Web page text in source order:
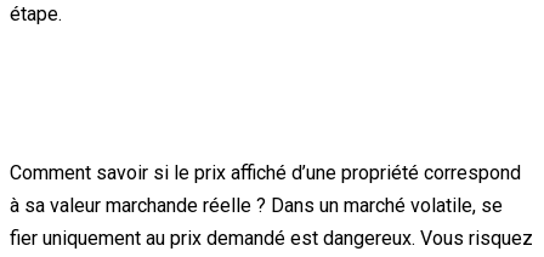
étape.
Comment savoir si le prix affiché d’une propriété correspond
à sa valeur marchande réelle ? Dans un marché volatile, se
fier uniquement au prix demandé est dangereux. Vous risquez